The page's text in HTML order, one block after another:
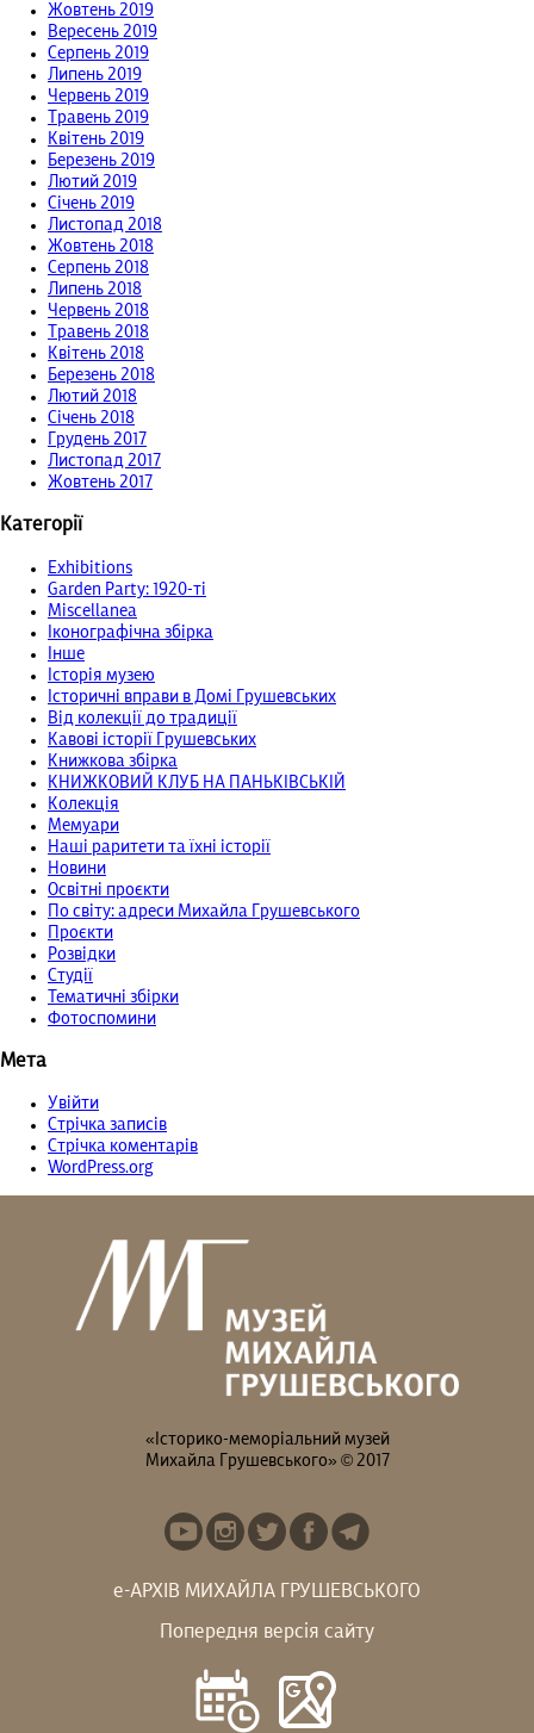
Жовтень 2019
Вересень 2019
Серпень 2019
Липень 2019
Червень 2019
Травень 2019
Квітень 2019
Березень 2019
Лютий 2019
Січень 2019
Листопад 2018
Жовтень 2018
Серпень 2018
Липень 2018
Червень 2018
Травень 2018
Квітень 2018
Березень 2018
Лютий 2018
Січень 2018
Грудень 2017
Листопад 2017
Жовтень 2017
Категорії
Exhibitions
Garden Party: 1920-ті
Miscellanea
Іконографічна збірка
Інше
Історія музею
Історичні вправи в Домі Грушевських
Від колекції до традиції
Кавові історії Грушевських
Книжкова збірка
КНИЖКОВИЙ КЛУБ НА ПАНЬКІВСЬКІЙ
Колекція
Мемуари
Наші раритети та їхні історії
Новини
Освітні проєкти
По світу: адреси Михайла Грушевського
Проєкти
Розвідки
Студії
Тематичні збірки
Фотоспомини
Мета
Увійти
Стрічка записів
Стрічка коментарів
WordPress.org
«Історико-меморіальний музей
Михайла Грушевського» © 2017
е-АРХІВ МИХАЙЛА ГРУШЕВСЬКОГО
Попередня версія сайту